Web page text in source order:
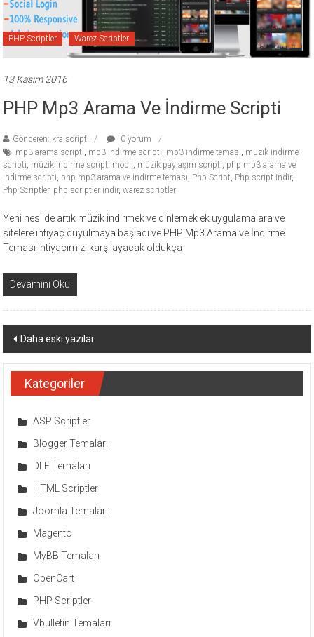
PHP Scriptler Warez Scriptler
13 Kasım 2016
PHP Mp3 Arama Ve İndirme Scripti
Gönderen: kralscript
0 yorum
mp3 arama scripti mp3 indirme scripti mp3 indirme teması müzik indirme
scripti müzik indirme scripti mobil müzik paylaşım scripti php mp3 arama ve
İndirme scripti php mp3 arama ve İndirme teması Php Script Php script indir,
Php Scriptler, php scriptler indir,warez scriptler
Yeni nesilde artık müzik indirmek ve dinlemek ek uygulamalara ve
sitelere ihtiyaç duyulmaya başladı ve PHP Mp3 Arama ve İndirme
Teması ihtiyacımızı karşılayacak oldukça
Devamını Oku
Yazı
dolaşımı
Daha eski yazılar
Kategoriler
ASP Scriptler
Blogger Temaları
DLE Temaları
HTML Scriptler
Joomla Temaları
Magento
MyBB Temaları
OpenCart
PHP Scriptler
Vbulletin Temaları